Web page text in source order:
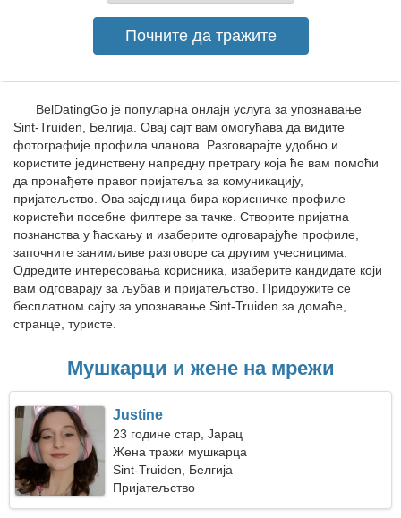
BelDatingGo је популарна онлајн услуга за упознавање
Sint-Truiden, Белгија. Овај сајт вам омогућава да видите
фотографије профила чланова. Разговарајте удобно и
користите јединствену напредну претрагу која ће вам помоћи
да пронађете правог пријатеља за комуникацију,
пријатељство. Ова заједница бира корисничке профиле
користећи посебне филтере за тачке. Створите пријатна
познанства у ћаскању и изаберите одговарајуће профиле,
започните занимљиве разговоре са другим учесницима.
Одредите интересовања корисника, изаберите кандидате који
вам одговарају за љубав и пријатељство. Придружите се
бесплатном сајту за упознавање Sint-Truiden за домаће,
странце, туристе.
Мушкарци и жене на мрежи
Justine
23 године стар, Јарац
Жена тражи мушкарца
Sint-Truiden, Белгија
Пријатељство